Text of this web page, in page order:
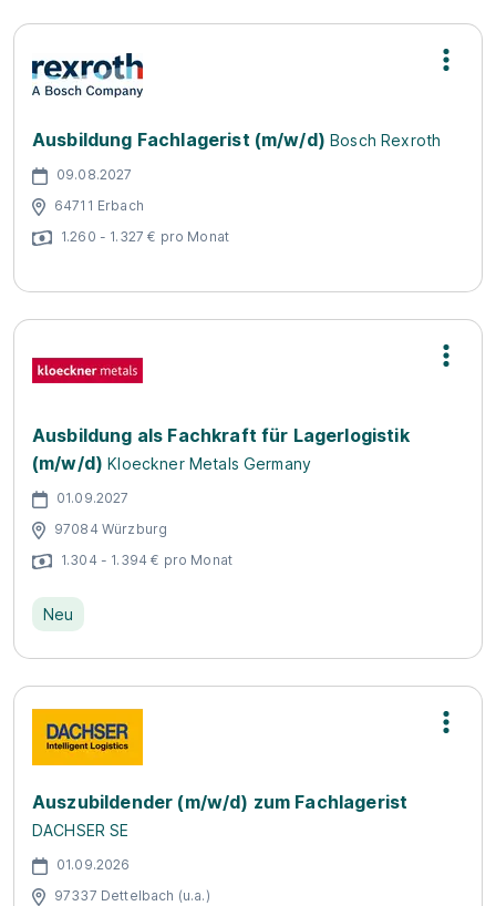
Ausbildung Fachlagerist (m/w/d) Bosch Rexroth
09.08.2027
64711 Erbach
1.260 - 1.327 € pro Monat
Ausbildung als Fachkraft für Lagerlogistik
(m/w/d) Kloeckner Metals Germany
01.09.2027
97084 Würzburg
1.304 - 1.394 € pro Monat
Neu
Auszubildender (m/w/d) zum Fachlagerist
DACHSER SE
01.09.2026
97337 Dettelbach (u.a.)